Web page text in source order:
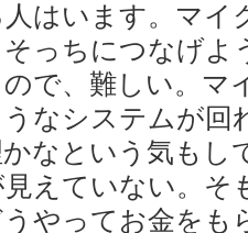
人はいます。マ
そっちにつなげよ
で、難しい。マ
なシステムが回
かなという気もし
えていない。そ
やってお金をも